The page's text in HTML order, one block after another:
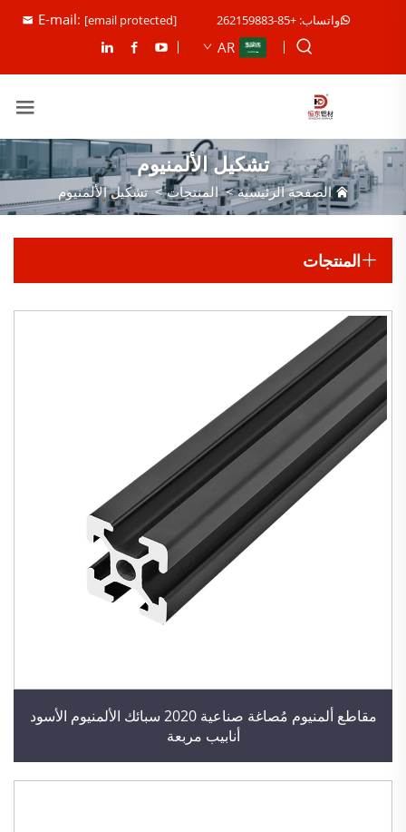
واتساب: +85-262159883 E-mail: [email protected]
AR
تشكيل الألمنيوم
الصفحة الرئيسية>المنتجات>تشكيل الألمنيوم
المنتجات
مقاطع ألمنيوم مُصاغة صناعية 2020 سبائك الألمنيوم الأسود
أنابيب مربعة